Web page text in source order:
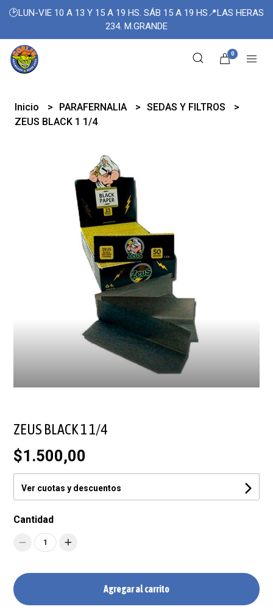
🕑LUN-VIE 10 A 13 Y 15 A 19 HS. SÁB 15 A 19 HS📍LAS HERAS
234. M.GRANDE
0
Inicio PARAFERNALIA
SEDAS Y FILTROS
ZEUS BLACK 1 1/4
ZEUS BLACK 1 1/4
$1.500,00
Ver cuotas y descuentos
Cantidad
1
Agregar al carrito